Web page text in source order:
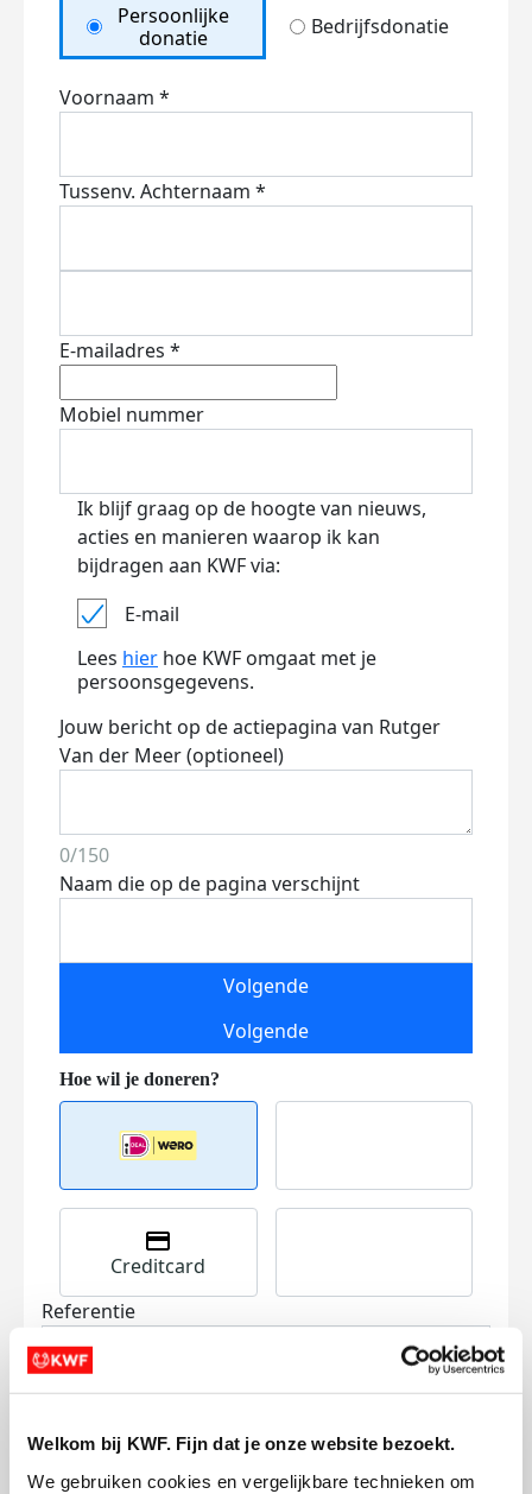
Welkom bij KWF. Fijn dat je onze website bezoekt.
We gebruiken cookies en vergelijkbare technieken om
Persoonlijke
donatie
Bedrijfsdonatie
Voornaam *
Tussenv. Achternaam *
E-mailadres *
Mobiel nummer
Ik blijf graag op de hoogte van nieuws,
acties en manieren waarop ik kan
bijdragen aan KWF via:
E-mail
Lees hier hoe KWF omgaat met je
persoonsgegevens.
Jouw bericht op de actiepagina van Rutger
Van der Meer (optioneel)
0/150
Naam die op de pagina verschijnt
Volgende
Volgende
Creditcard
Referentie